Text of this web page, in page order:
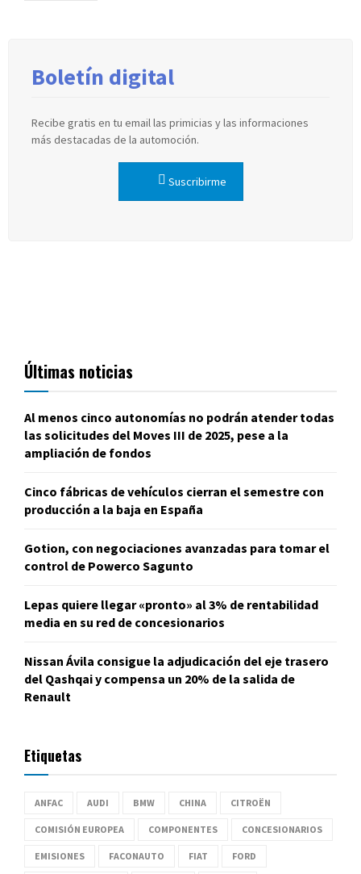
Boletín digital
Recibe gratis en tu email las primicias y las informaciones
más destacadas de la automoción.
Suscribirme
Últimas noticias
Al menos cinco autonomías no podrán atender todas
las solicitudes del Moves III de 2025, pese a la
ampliación de fondos
Cinco fábricas de vehículos cierran el semestre con
producción a la baja en España
Gotion, con negociaciones avanzadas para tomar el
control de Powerco Sagunto
Lepas quiere llegar «pronto» al 3% de rentabilidad
media en su red de concesionarios
Nissan Ávila consigue la adjudicación del eje trasero
del Qashqai y compensa un 20% de la salida de
Renault
Etiquetas
ANFAC AUDI BMW CHINA CITROËN
COMISIÓN EUROPEA COMPONENTES CONCESIONARIOS
EMISIONES FACONAUTO FIAT FORD